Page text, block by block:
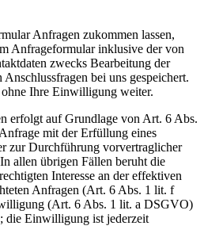
Anfragen zukommen lassen,
Anfrageformular inklusive der von
zwecks Bearbeitung der
bei uns gespeichert.
Ihre Einwilligung weiter.
erfolgt auf Grundlage von Art. 6 Abs.
mit der Erfüllung eines
zur Durchführung vorvertraglicher
allen übrigen Fällen beruht die
Interesse an der effektiven
Anfragen (Art. 6 Abs. 1 lit. f
(Art. 6 Abs. 1 lit. a DSGVO)
die Einwilligung ist jederzeit